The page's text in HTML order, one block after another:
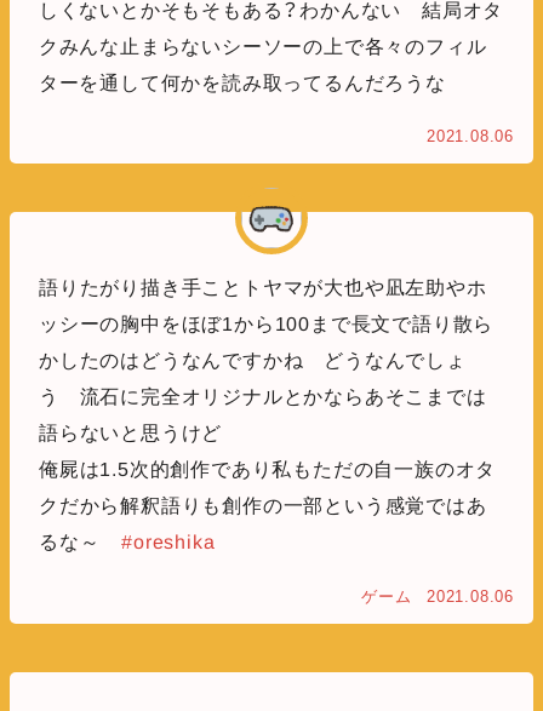
しくないとかそもそもある？わかんない 結局オタ
クみんな止まらないシーソーの上で各々のフィル
ターを通して何かを読み取ってるんだろうな
2021.08.06
語りたがり描き手ことトヤマが大也や凪左助やホ
ッシーの胸中をほぼ1から100まで長文で語り散ら
かしたのはどうなんですかね どうなんでしょ
う 流石に完全オリジナルとかならあそこまでは
語らないと思うけど
俺屍は1.5次的創作であり私もただの自一族のオタ
クだから解釈語りも創作の一部という感覚ではあ
るな～ #oreshika
ゲーム 2021.08.06